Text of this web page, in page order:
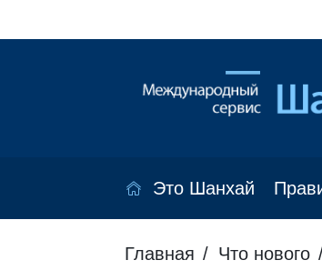
Это Шанхай
Главная Что нового